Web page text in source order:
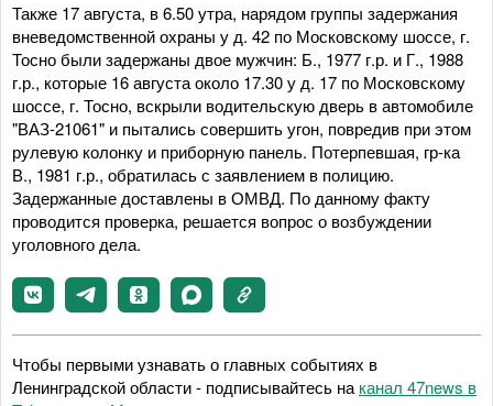
Также 17 августа, в 6.50 утра, нарядом группы задержания
вневедомственной охраны у д. 42 по Московскому шоссе, г.
Тосно были задержаны двое мужчин: Б., 1977 г.р. и Г., 1988
г.р., которые 16 августа около 17.30 у д. 17 по Московскому
шоссе, г. Тосно, вскрыли водительскую дверь в автомобиле
"ВАЗ-21061" и пытались совершить угон, повредив при этом
рулевую колонку и приборную панель. Потерпевшая, гр-ка
В., 1981 г.р., обратилась с заявлением в полицию.
Задержанные доставлены в ОМВД. По данному факту
проводится проверка, решается вопрос о возбуждении
уголовного дела.
Чтобы первыми узнавать о главных событиях в
Ленинградской области - подписывайтесь на канал 47news в